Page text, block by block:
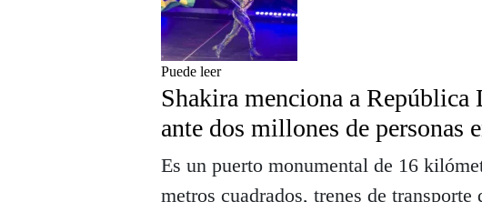
Puede leer
Shakira menciona a
ante dos millones de personas
Es un puerto monumental de 16
metros cuadrados, trenes de